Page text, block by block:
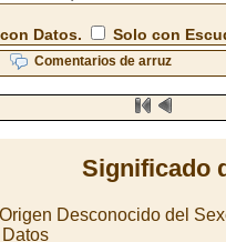
Datos. Solo con
Comentarios de arruz
Significado
Desconocido del